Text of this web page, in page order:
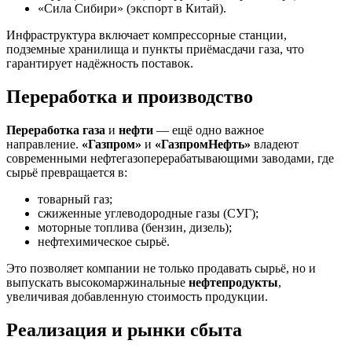
«Сила Сибири» (экспорт в Китай).
Инфраструктура включает компрессорные станции,
подземные хранилища и пункты приёмасдачи газа, что
гарантирует надёжность поставок.
Переработка и производство
Переработка газа и нефти — ещё одно важное
направление. «Газпром» и «ГазпромНефть» владеют
современными нефтегазоперерабатывающими заводами, где
сырьё превращается в:
товарный газ;
сжиженные углеводородные газы (СУГ);
моторные топлива (бензин, дизель);
нефтехимическое сырьё.
Это позволяет компании не только продавать сырьё, но и
выпускать высокомаржинальные нефтепродукты,
увеличивая добавленную стоимость продукции.
Реализация и рынки сбыта